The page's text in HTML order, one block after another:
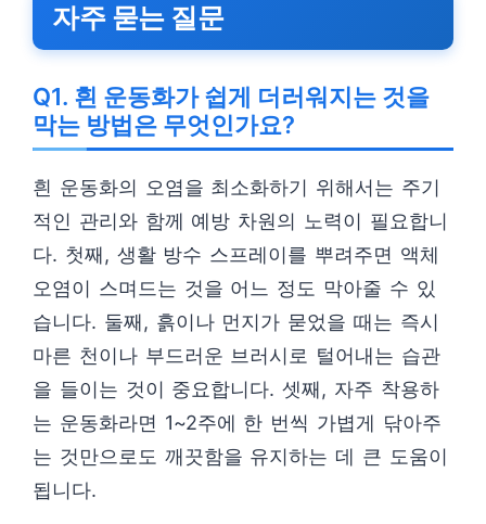
자주 묻는 질문
Q1. 흰 운동화가 쉽게 더러워지는 것을
막는 방법은 무엇인가요?
흰 운동화의 오염을 최소화하기 위해서는 주기
적인 관리와 함께 예방 차원의 노력이 필요합니
다. 첫째, 생활 방수 스프레이를 뿌려주면 액체
오염이 스며드는 것을 어느 정도 막아줄 수 있
습니다. 둘째, 흙이나 먼지가 묻었을 때는 즉시
마른 천이나 부드러운 브러시로 털어내는 습관
을 들이는 것이 중요합니다. 셋째, 자주 착용하
는 운동화라면 1~2주에 한 번씩 가볍게 닦아주
는 것만으로도 깨끗함을 유지하는 데 큰 도움이
됩니다.